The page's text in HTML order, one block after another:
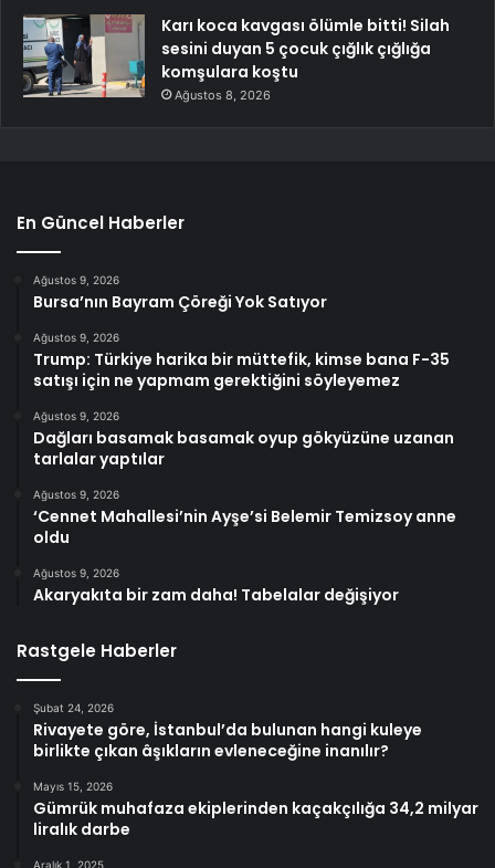
Karı koca kavgası ölümle bitti! Silah
sesini duyan 5 çocuk çığlık çığlığa
komşulara koştu
Ağustos 8, 2026
En Güncel Haberler
Ağustos 9, 2026
Bursa’nın Bayram Çöreği Yok Satıyor
Ağustos 9, 2026
Trump: Türkiye harika bir müttefik, kimse bana F-35
satışı için ne yapmam gerektiğini söyleyemez
Ağustos 9, 2026
Dağları basamak basamak oyup gökyüzüne uzanan
tarlalar yaptılar
Ağustos 9, 2026
‘Cennet Mahallesi’nin Ayşe’si Belemir Temizsoy anne
oldu
Ağustos 9, 2026
Akaryakıta bir zam daha! Tabelalar değişiyor
Rastgele Haberler
Şubat 24, 2026
Rivayete göre, İstanbul’da bulunan hangi kuleye
birlikte çıkan âşıkların evleneceğine inanılır?
Mayıs 15, 2026
Gümrük muhafaza ekiplerinden kaçakçılığa 34,2 milyar
liralık darbe
Aralık 1, 2025